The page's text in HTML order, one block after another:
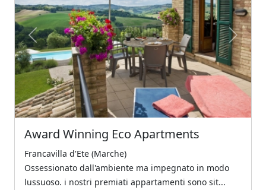
Previous Next
Award Winning Eco Apartments
Francavilla d'Ete (Marche)
Ossessionato dall'ambiente ma impegnato in modo
lussuoso. i nostri premiati appartamenti sono sit...